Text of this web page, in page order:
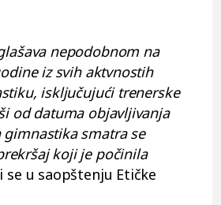
nepodobnom na
iz svih aktvnostih
isključujući trenerske
od datuma objavljivanja
gimnastika smatra se
koji je počinila
se u saopštenju Etičke